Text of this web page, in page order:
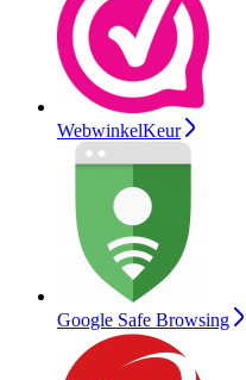
WebwinkelKeur
Google Safe Browsing